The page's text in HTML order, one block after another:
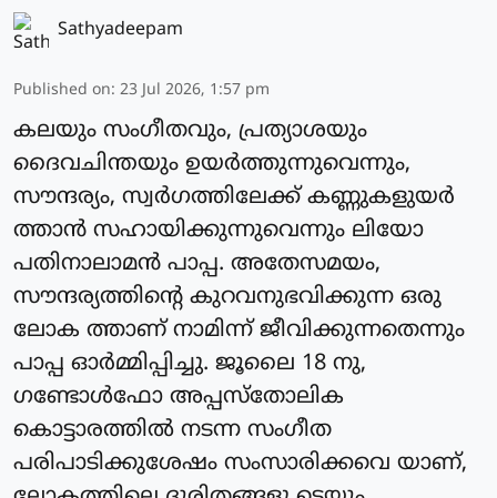
Sathyadeepam
Published on: 23 Jul 2026, 1:57 pm
കലയും സംഗീതവും, പ്രത്യാശയും
ദൈവചിന്തയും ഉയര്‍ത്തുന്നുവെന്നും,
സൗന്ദര്യം, സ്വർഗത്തിലേക്ക് കണ്ണുകളുയർ
ത്താന്‍ സഹായിക്കുന്നുവെന്നും ലിയോ
പതിനാലാമന്‍ പാപ്പ. അതേസമയം,
സൗന്ദര്യത്തിന്റെ കുറവനുഭവിക്കുന്ന ഒരു
ലോക ത്താണ് നാമിന്ന് ജീവിക്കുന്നതെന്നും
പാപ്പ ഓര്‍മ്മിപ്പിച്ചു. ജൂലൈ 18 നു,
ഗണ്ടോള്‍ഫോ അപ്പസ്‌തോലിക
കൊട്ടാരത്തില്‍ നടന്ന സംഗീത
പരിപാടിക്കുശേഷം സംസാരിക്കവെ യാണ്,